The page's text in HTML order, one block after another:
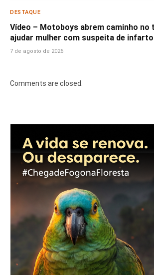
DESTAQUE
Vídeo – Motoboys abrem caminho
ajudar mulher com suspeita de infarto
7 de agosto de 2026
Comments are closed.